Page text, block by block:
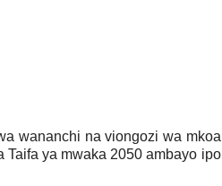
wananchi na viongozi wa mkoa
Taifa ya mwaka 2050 ambayo ipo